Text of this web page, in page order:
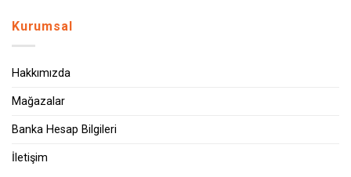
Kurumsal
Hakkımızda
Mağazalar
Banka Hesap Bilgileri
İletişim